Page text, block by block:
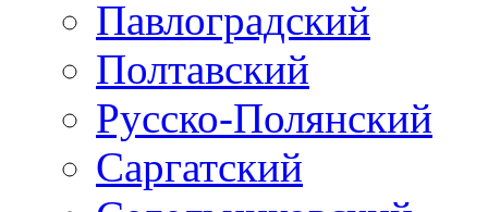
Павлоградский
Полтавский
Русско-Полянский
Саргатский